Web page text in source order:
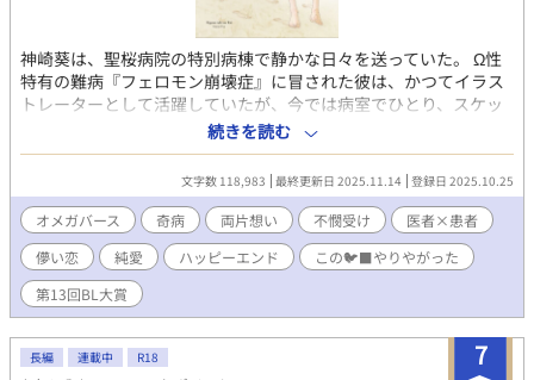
林の星空少年～あの日のメエメエ」「花の夜、鬼は恋を知る～君
には触れられない」にも登場しています。
神崎葵は、聖桜病院の特別病棟で静かな日々を送っていた。 Ω性
特有の難病『フェロモン崩壊症』に冒された彼は、かつてイラス
トレーターとして活躍していたが、今では病室でひとり、スケッ
チブックに心を刻む。 余命わずかな時間の中、担当医・佐藤悠真
との出会いが、閉ざされた白い病室に温かな光を灯す。 葵の海へ
の憧れ、恋への憧憬が色鮮やかに花開くが、時間は無情にも迫っ
てくる。 限られた時間の中での、儚い恋のお話。
続きを読む
文字数 118,983 最終更新日 2025.11.14 登録日 2025.10.25
オメガバース 奇病 両片想い 不憫受け
医者×患者
儚い恋
純愛 ハッピーエンド
この🐦‍⬛やりやがった
第13回BL大賞
7
長編 連載中 R18